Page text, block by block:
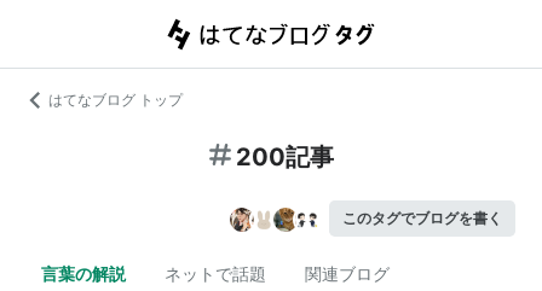
はてなブログ トップ
200記事
このタグでブログを書く
言葉の解説 ネットで話題 関連ブログ